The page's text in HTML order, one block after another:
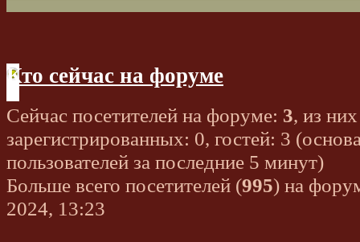
Кто сейчас на форуме
Сейчас посетителей на форуме: 3, из них
зарегистрированных: 0, гостей: 3
пользователей за последние 5 минут)
Больше всего посетителей (995) на
2024, 13:23